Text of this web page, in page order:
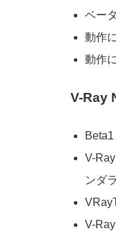
ベー
動作
動作
V-Ray
V-
ンダ
V-